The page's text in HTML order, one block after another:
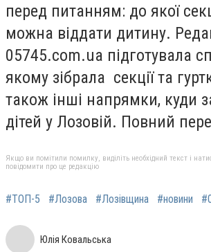
перед питанням: до якої
можна віддати дитину.
05745.com.ua підготувала
якому зібрала секції та
також інші напрямки, куди
дітей у Лозовій. Повний
Якщо ви помітили помилку, виділіть необхідний текст і
повідомити про це редакцію
#ТОП-5 #Лозова #Лозівщина #новини
Юлія Ковальська